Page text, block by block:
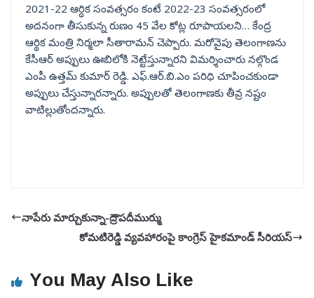
2021-22 ఆర్ధిక సంవత్సరం కంటే 2022-23 సంవత్సరంలో
అదనంగా తీసుకున్న రుణం 45 వేల కోట్ల రూపాయలని… కేంద్ర
ఆర్థిక మంత్రి నిర్మలా సీతారామన్ చెప్పారు. మరోవైపు తెలంగాణను
కేసీఆర్ అప్పులు ఊబిలోకి నెట్టేస్తున్నారని విమర్శించారు నల్గొండ
ఎంపీ ఉత్తమ్ కుమార్ రెడ్డి. ఎఫ్.ఆర్.బి.ఎం పరిధి చూపించకుండా
అప్పులు చేస్తున్నారన్నారు. అప్పులతో తెలంగాణకు తీవ్ర నష్టం
వాటిల్లుతోందన్నారు.
నాపేరు మార్చుకున్నా-ద్రౌపదీముర్ము
కోమటిరెడ్డి వ్యవహారంపై కాంగ్రెస్ హైకమాండ్ సీరియస్
You May Also Like